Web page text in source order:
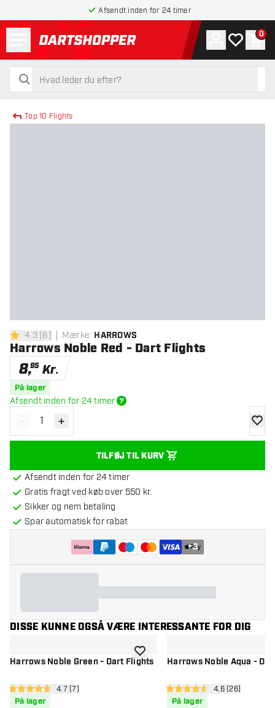
Afsendt inden for 24 timer
tilbage til forsiden
søg
søg
Konto
Min 0
Top 10 Flights
4.3 bedømmelsesstjerner
4.3[6] Mærke: HARROWS
Harrows Noble Red - Dart Flights
8,95 Kr.
På lager
Afsendt inden for 24 timer
Reducér antal
- Øg antal
+
TILFØJ TIL KURV
Afsendt inden for 24 timer
Gratis fragt ved køb over 550 kr.
Sikker og nem betaling
Spar automatisk for rabat
+3
DISSE KUNNE OGSÅ VÆRE INTERESSANTE FOR DIG
Harrows Noble Green - Dart Flights
åbn anmeldelsespanel
4.7 bedømmelsesstjerner
4.7 (7)
På lager
tilføje til ønskeliste
Harrows Noble Aqua -
åbn
4.6 bedømmelsesstjerner
4.6 (26)
På lager